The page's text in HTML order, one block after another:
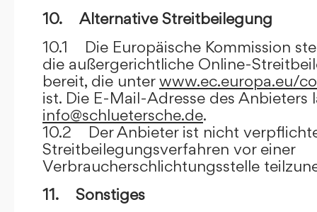
10. Alternative Streitbeilegung
10.1 Die Europäische Kommission
die außergerichtliche Online-
bereit, die unterwww.ec.europa.eu/
ist. Die E-Mail-Adresse des Anbieters
info@schluetersche.de.
10.2 Der Anbieter ist nicht
Streitbeilegungsverfahren vor einer
Verbraucherschlichtungsstelle
11. Sonstiges